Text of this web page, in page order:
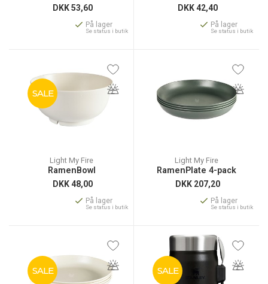
DKK53,60
På lager
Se status i butik
DKK42,40
På lager
Se status i butik
SALE
Light My Fire
RamenBowl
DKK48,00
På lager
Se status i butik
Light My Fire
RamenPlate 4-pack
DKK 207,20
På lager
Se status i butik
SALE SALE